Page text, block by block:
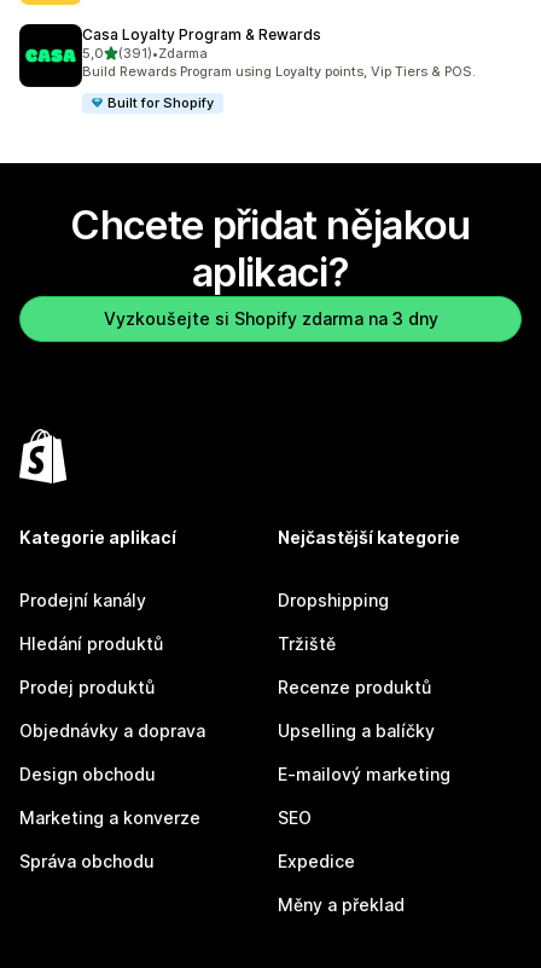
Casa Loyalty Program & Rewards
5,0z 5 hvězd
(391)
Celkový počet recenzí: 391
•Zdarma
Build Rewards Program using Loyalty points, Vip Tiers & POS.
Built for Shopify
Chcete přidat nějakou
aplikaci?
Vyzkoušejte si Shopify zdarma na 3 dny
Kategorie aplikací
Prodejní kanály
Hledání produktů
Prodej produktů
Objednávky a doprava
Design obchodu
Marketing a konverze
Správa obchodu
Nejčastější kategorie
Dropshipping
Tržiště
Recenze produktů
Upselling a balíčky
E-mailový marketing
SEO
Expedice
Měny a překlad